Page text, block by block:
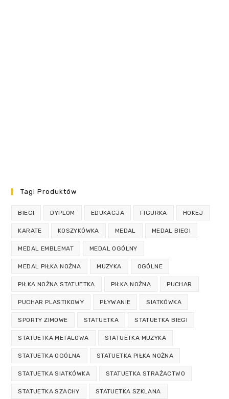
Tagi Produktów
BIEGI DYPLOM EDUKACJA FIGURKA HOKEJ
KARATE KOSZYKÓWKA MEDAL MEDAL BIEGI
MEDAL EMBLEMAT MEDAL OGÓLNY
MEDAL PIŁKA NOŻNA MUZYKA OGÓLNE
PIŁKA NOŻNA STATUETKA PIŁKA NOŻNA PUCHAR
PUCHAR PLASTIKOWY PŁYWANIE SIATKÓWKA
SPORTY ZIMOWE STATUETKA STATUETKA BIEGI
STATUETKA METALOWA STATUETKA MUZYKA
STATUETKA OGÓLNA STATUETKA PIŁKA NOŻNA
STATUETKA SIATKÓWKA STATUETKA STRAŻACTWO
STATUETKA SZACHY STATUETKA SZKLANA